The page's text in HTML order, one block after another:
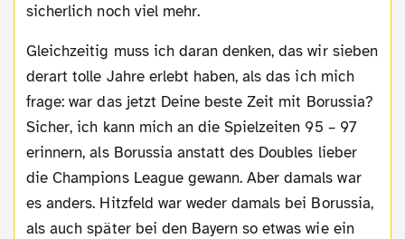
sicherlich noch viel mehr.
Gleichzeitig muss ich daran denken, das wir sieben
derart tolle Jahre erlebt haben, als das ich mich
frage: war das jetzt Deine beste Zeit mit Borussia?
Sicher, ich kann mich an die Spielzeiten 95 – 97
erinnern, als Borussia anstatt des Doubles lieber
die Champions League gewann. Aber damals war
es anders. Hitzfeld war weder damals bei Borussia,
als auch später bei den Bayern so etwas wie ein